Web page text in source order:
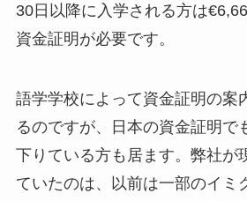
30日以降に入学される方は
資金証明が必要です。
語学学校によって資金証明の案
るのですが、日本の資金証明で
下りている方も居ます。弊社が
ていたのは、以前は一部のイミ